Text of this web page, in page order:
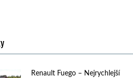
Renault Fuego – Nejrychlejší